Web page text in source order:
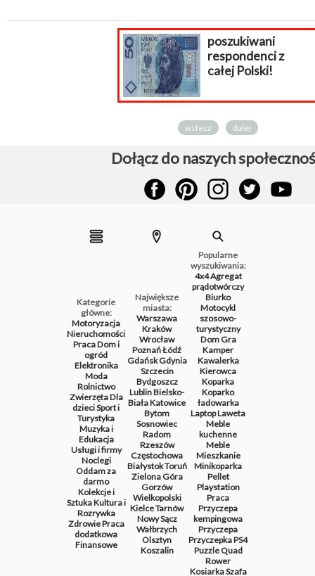
poszukiwani
respondenci z
całej Polski!
wstecz dalej
Dołącz do naszych
Kategorie
główne:
Motoryzacja
Nieruchomości
PracaDom i
ogród
Elektronika
Moda
Rolnictwo
ZwierzętaDla
dzieciSport i
Turystyka
Muzyka i
Edukacja
Usługi i firmy
Noclegi
Oddam za
darmo
Kolekcje i
SztukaKultura i
Rozrywka
ZdrowiePraca
dodatkowa
Finansowe
Największe
miasta:
Warszawa
Kraków
Wrocław
PoznańŁódź
GdańskGdynia
Szczecin
Bydgoszcz
LublinBielsko-
BiałaKatowice
Bytom
Sosnowiec
Radom
Rzeszów
Częstochowa
BiałystokToruń
Zielona Góra
Gorzów
Wielkopolski
KielceTarnów
Nowy Sącz
Wałbrzych
Olsztyn
Koszalin
Popularne
wyszukiwania:
4x4Agregat
prądotwórczy
Biurko
Motocykl
szosowo-
turystyczny
DomGra
Kamper
Kawalerka
Kierowca
Koparka
Koparko
ładowarka
LaptopLaweta
Meble
kuchenne
Meble
Mieszkanie
Minikoparka
Pellet
Playstation
Praca
Przyczepa
kempingowa
Przyczepa
PrzyczepkaPS4
PuzzleQuad
Rower
KosiarkaSzafa